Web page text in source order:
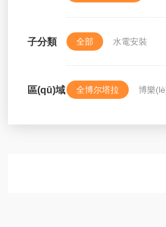
子分類 全部 水電安裝
區(qū)域 全博尔塔拉 博樂